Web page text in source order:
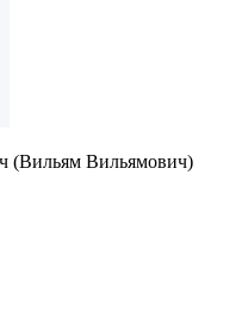
(Вильям Вильямович)